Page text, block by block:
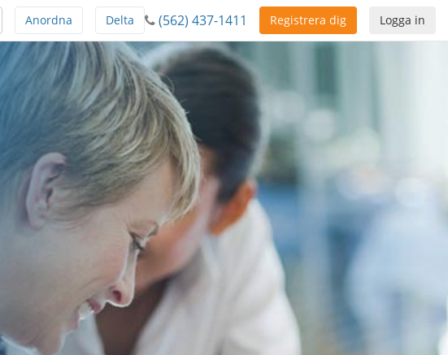
Logga in
Registrera dig
(562) 437-1411
Delta
Anordna